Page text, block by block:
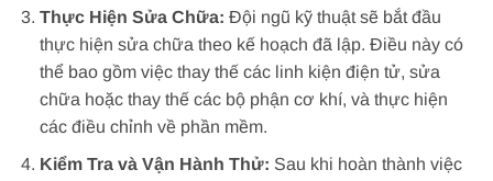
Thực Hiện Sửa Chữa: Đội ngũ kỹ thuật sẽ bắt đầu
thực hiện sửa chữa theo kế hoạch đã lập. Điều này có
thể bao gồm việc thay thế các linh kiện điện tử, sửa
chữa hoặc thay thế các bộ phận cơ khí, và thực hiện
các điều chỉnh về phần mềm.
Kiểm Tra và Vận Hành Thử: Sau khi hoàn thành việc